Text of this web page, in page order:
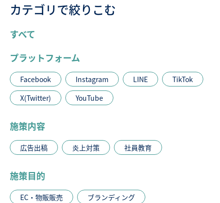
カテゴリで絞りこむ
すべて
プラットフォーム
Facebook Instagram LINE
TikTok
X(Twitter)
YouTube
施策内容
広告出稿 炎上対策 社員教育
施策目的
EC・物販販売
ブランディング